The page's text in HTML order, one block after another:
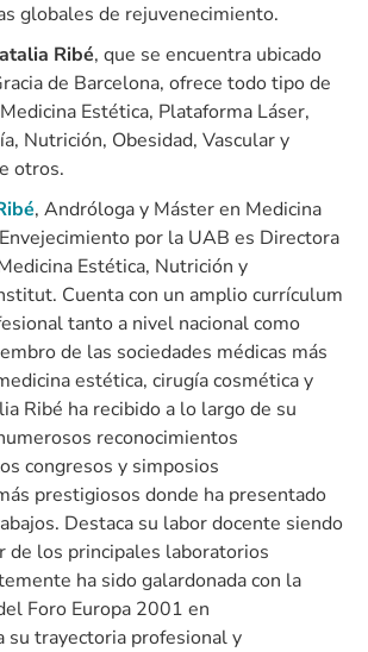
globales de rejuvenecimiento.
Ribé, que se encuentra ubicado
de Barcelona, ofrece todo tipo de
Estética, Plataforma Láser,
Nutrición, Obesidad, Vascular y
otros.
, Andróloga y Máster en Medicina
por la UAB es Directora
Estética, Nutrición y
Cuenta con un amplio currículum
tanto a nivel nacional como
de las sociedades médicas más
estética, cirugía cosmética y
Ribé ha recibido a lo largo de su
reconocimientos
congresos y simposios
prestigiosos donde ha presentado
Destaca su labor docente siendo
de los principales laboratorios
ha sido galardonada con la
Foro Europa 2001 en
su trayectoria profesional y